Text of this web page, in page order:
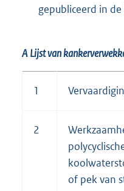
gepubliceerd in
A Lijst van
1
2
of pek van